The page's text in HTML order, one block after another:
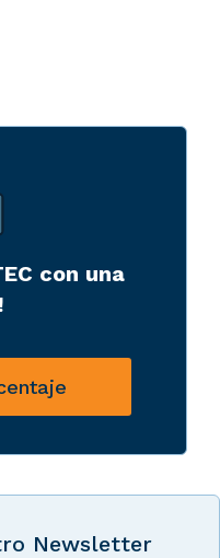
con una
Newsletter